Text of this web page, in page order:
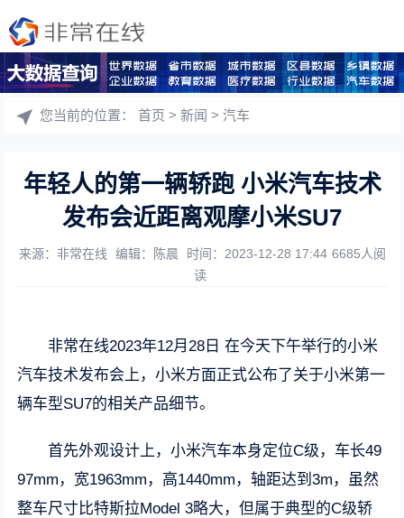
您当前的位置：首页 >新闻 >汽车
年轻人的第一辆轿跑 小米汽车技术
发布会近距离观摩小米SU7
来源：非常在线 编辑：陈晨 时间：2023-12-28 17:44 6685人阅
读
非常在线2023年12月28日 在今天下午举行的小米
汽车技术发布会上，小米方面正式公布了关于小米第一
辆车型SU7的相关产品细节。
首先外观设计上，小米汽车本身定位C级，车长49
97mm，宽1963mm，高1440mm，轴距达到3m，虽然
整车尺寸比特斯拉Model 3略大，但属于典型的C级轿